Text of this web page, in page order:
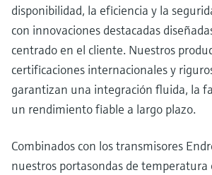
disponibilidad, la eficiencia y la
con innovaciones destacadas
centrado en el cliente. Nuestros
certificaciones internacionales y
garantizan una integración fluida, la
un rendimiento fiable a largo plazo.
Combinados con los transmisores
nuestros portasondas de temperatura